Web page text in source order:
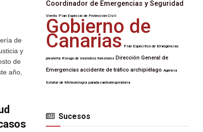
de
y
de
año,
Coordinador de Emergencias y Seguridad
Viento Plan Especial de Protección Civil
Gobierno de
Canarias Plan Específico de Emergencias
prealerta Riesgo de incendios forestales Dirección General de
Emergencias accidente de tráfico archipiélago Agencia
Estatal de Meteorología parada cardiorrespiratoria
Sucesos
SUCESOS